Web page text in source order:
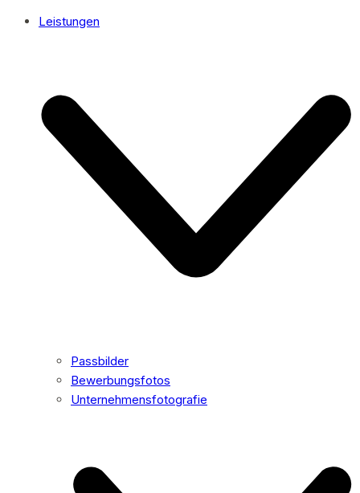
Leistungen
Passbilder
Bewerbungsfotos
Unternehmensfotografie